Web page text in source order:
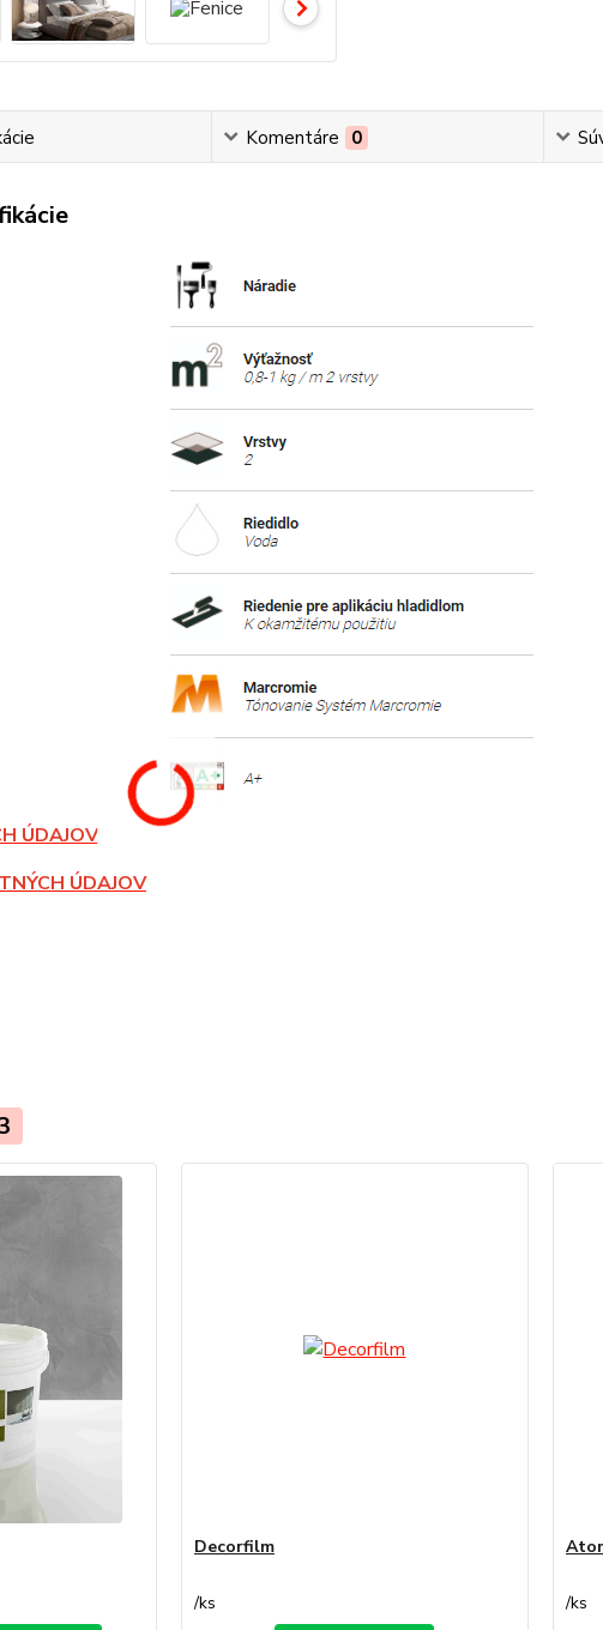
Komentáre 0
ÚDAJOV
ÚDAJOV
Decorfilm
/ks /ks